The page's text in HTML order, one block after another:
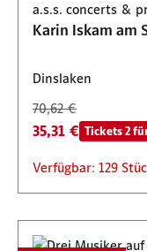
a.s.s. concerts &
Karin Iskam am
Dinslaken
70,62 €
35,31 € Tickets 2
Verfügbar: 129